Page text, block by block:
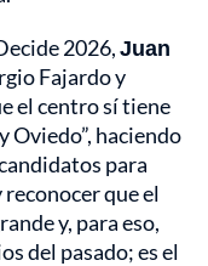
2026,Juan
Fajardo y
el centro sí tiene
Oviedo”, haciendo
para
reconocer que el
y, para eso,
del pasado; es el